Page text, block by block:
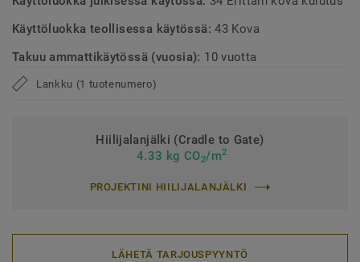
Käyttöluokka teollisessa käytössä:43 Kova
Takuu ammattikäytössä (vuosia): 10 vuotta
Lankku (1 tuotenumero)
Hiilijalanjälki (Cradle to Gate)
4.33 kg CO2/m2
PROJEKTINI HIILIJALANJÄLKI
LÄHETÄ TARJOUSPYYNTÖ